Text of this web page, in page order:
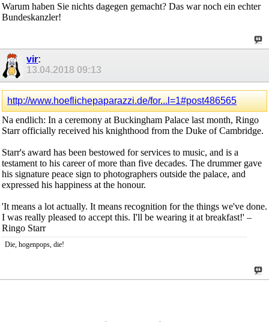
Warum haben Sie nichts dagegen gemacht? Das war noch ein echter
Bundeskanzler!
vir:
13.04.2018 09:13
http://www.hoeflichepaparazzi.de/for...l=1#post486565
Na endlich: In a ceremony at Buckingham Palace last month, Ringo
Starr officially received his knighthood from the Duke of Cambridge.
Starr's award has been bestowed for services to music, and is a
testament to his career of more than five decades. The drummer gave
his signature peace sign to photographers outside the palace, and
expressed his happiness at the honour.
'It means a lot actually. It means recognition for the things we've done.
I was really pleased to accept this. I'll be wearing it at breakfast!' –
Ringo Starr
Die, hogenpops, die!